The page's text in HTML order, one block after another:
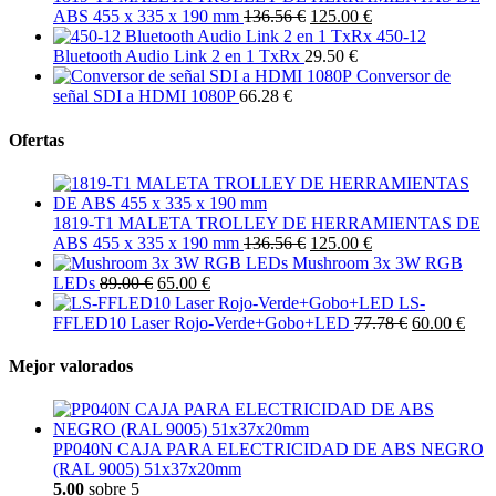
ABS 455 x 335 x 190 mm 136.56 € 125.00 €
450-12
Bluetooth Audio Link 2 en 1 TxRx 29.50 €
Conversor de
señal SDI a HDMI 1080P 66.28 €
Ofertas
1819-T1 MALETA TROLLEY DE HERRAMIENTAS DE
ABS 455 x 335 x 190 mm 136.56 € 125.00 €
Mushroom 3x 3W RGB
LEDs 89.00 € 65.00 €
LS-
FFLED10 Laser Rojo-Verde+Gobo+LED 77.78 € 60.00 €
Mejor valorados
PP040N CAJA PARA ELECTRICIDAD DE ABS NEGRO
(RAL 9005) 51x37x20mm
5.00 sobre 5